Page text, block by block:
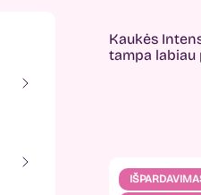
Kaukės
tampa labiau